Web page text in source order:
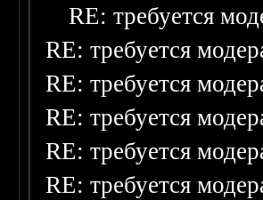
RE: требуется
RE: требуется
RE: требуется
RE: требуется
RE: требуется
RE: требуется